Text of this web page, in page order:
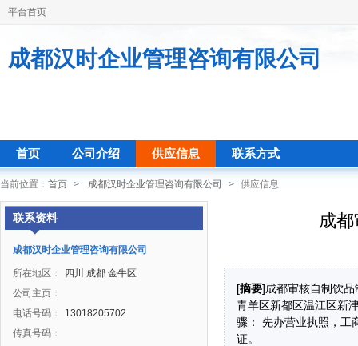
平台首页
成都汉时企业管理咨询有限公司
首页 公司介绍 供应信息 联系方式
当前位置： 首页 > 成都汉时企业管理咨询有限公司 > 供应信息
联系资料
成都汉时企业管理咨询有限公司
所在地区：
四川 成都 金牛区
公司主页：
电话号码：
13018205702
传真号码：
成
[摘要]成都审核自制饮
青羊区新都区温江区新
骤： 先办营业执照，工
证。